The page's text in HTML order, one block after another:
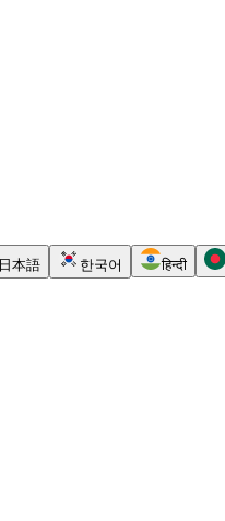
日本語 한국어 हिन्दी